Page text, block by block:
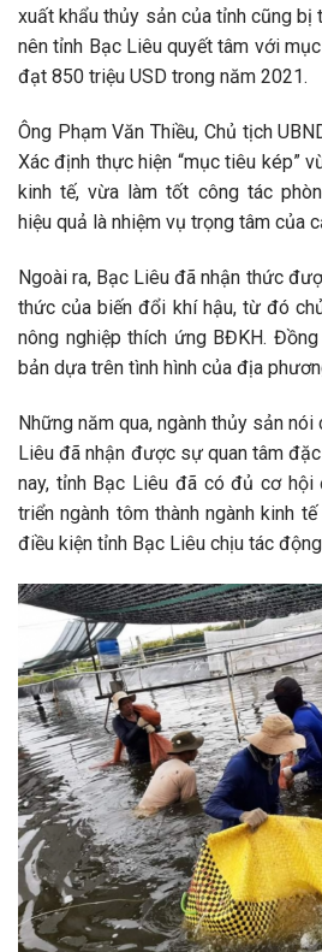
xuất khẩu thủy sản của tỉnh cũng bị
nên tỉnh Bạc Liêu quyết tâm với
đạt 850 triệu USD trong năm 2021.
Ông Phạm Văn Thiều, Chủ tịch
Xác định thực hiện “mục tiêu kép”
kinh tế, vừa làm tốt công tác
hiệu quả là nhiệm vụ trọng tâm của
Ngoài ra, Bạc Liêu đã nhận thức
thức của biến đổi khí hậu, từ đó
nông nghiệp thích ứng BĐKH.
bản dựa trên tình hình của địa
Những năm qua, ngành thủy sản nói
Liêu đã nhận được sự quan tâm
nay, tỉnh Bạc Liêu đã có đủ cơ
triển ngành tôm thành ngành kinh
điều kiện tỉnh Bạc Liêu chịu tác